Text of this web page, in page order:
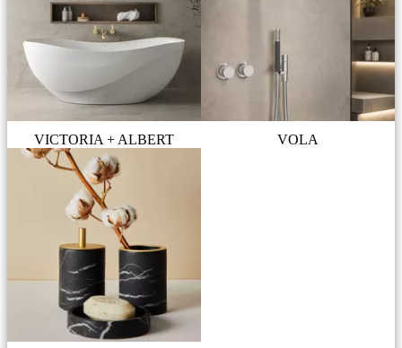
VICTORIA + ALBERT VOLA